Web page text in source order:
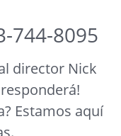
744-8095
director Nick
Estamos aquí